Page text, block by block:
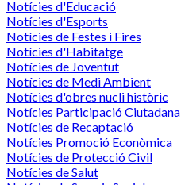
Notícies d'Educació
Notícies d'Esports
Notícies de Festes i Fires
Notícies d'Habitatge
Notícies de Joventut
Notícies de Medi Ambient
Notícies d'obres nucli històric
Notícies Participació Ciutadana
Notícies de Recaptació
Notícies Promoció Econòmica
Notícies de Protecció Civil
Notícies de Salut